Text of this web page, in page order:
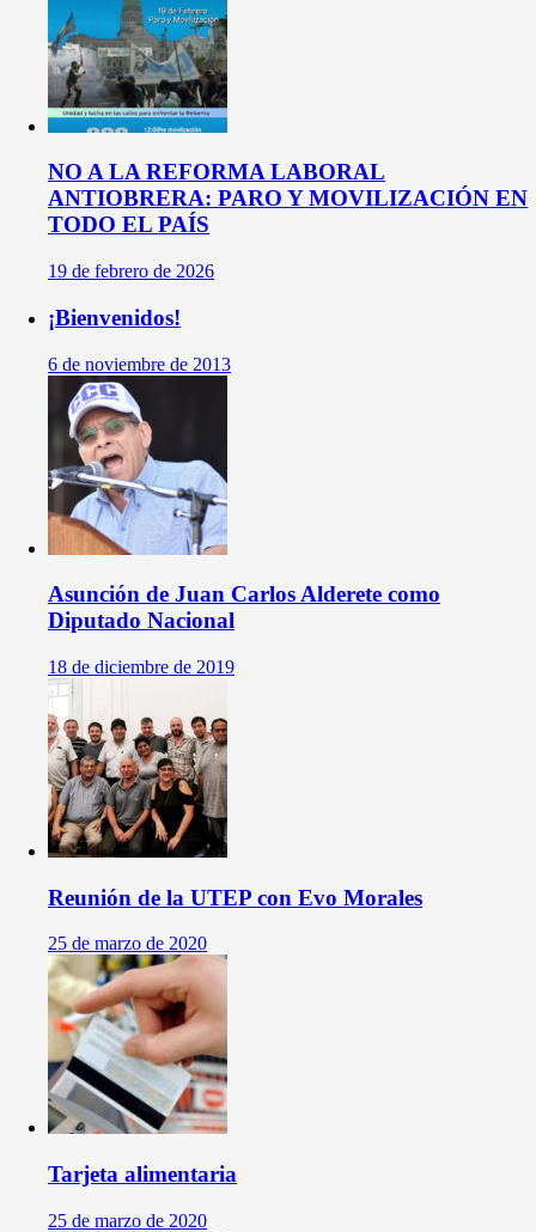
NO A LA REFORMA LABORAL
ANTIOBRERA: PARO Y MOVILIZACIÓN EN
TODO EL PAÍS
19 de febrero de 2026
¡Bienvenidos!
6 de noviembre de 2013
Asunción de Juan Carlos Alderete como
Diputado Nacional
18 de diciembre de 2019
Reunión de la UTEP con Evo Morales
25 de marzo de 2020
Tarjeta alimentaria
25 de marzo de 2020